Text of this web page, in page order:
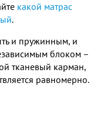
какой матрас
.
и пружинным, и
блоком –
тканевый карман,
равномерно.